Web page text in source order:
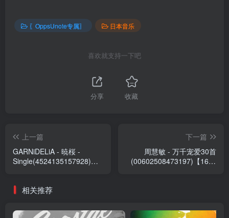
〖OppsUnote专属〗 日本音乐
喜欢就支持一下吧
分享 收藏
上一篇
GARNiDELiA - 暁桜 -
Single(4524135157928)
下一篇
周慧敏 - 万千宠爱30首
(00602508473197)【16bit
相关推荐